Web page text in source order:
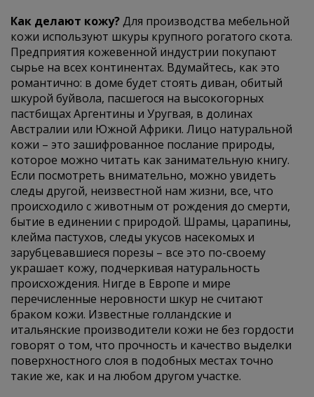
Как делают кожу?Для производства мебельной
кожи используют шкуры крупного рогатого скота.
Предприятия кожевенной индустрии покупают
сырье на всех континентах. Вдумайтесь, как это
романтично: в доме будет стоять диван, обитый
шкурой буйвола, пасшегося на высокогорных
пастбищах Аргентины и Уругвая, в долинах
Австралии или Южной Африки. Лицо натуральной
кожи – это зашифрованное послание природы,
которое можно читать как занимательную книгу.
Если посмотреть внимательно, можно увидеть
следы другой, неизвестной нам жизни, все, что
происходило с животным от рождения до смерти,
бытие в единении с природой. Шрамы, царапины,
клейма пастухов, следы укусов насекомых и
зарубцевавшиеся порезы – все это по-своему
украшает кожу, подчеркивая натуральность
происхождения. Нигде в Европе и мире
перечисленные неровности шкур не считают
браком кожи. Известные голландские и
итальянские производители кожи не без гордости
говорят о том, что прочность и качество выделки
поверхностного слоя в подобных местах точно
такие же, как и на любом другом участке.